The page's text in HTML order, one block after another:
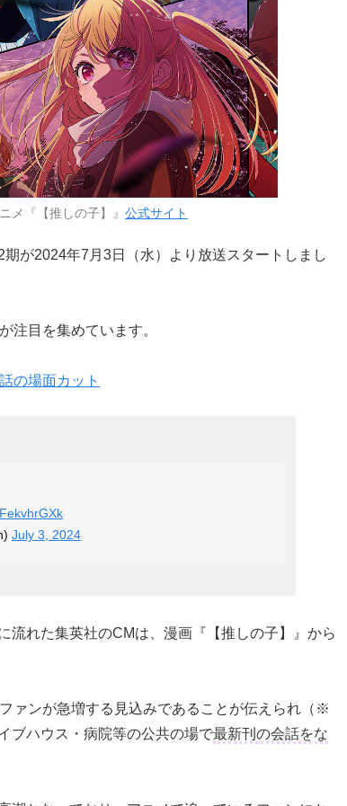
メ『【推しの子】』 公式サイト
期が2024年7月3日（水）より放送スタートしまし
が注目を集めています。
の場面カット
July 3, 2024
流れた集英社のCMは、漫画『【推しの子】』から
ァンが急増する見込みであることが伝えられ（※
ブハウス・病院等の公共の場で最新刊の会話をな